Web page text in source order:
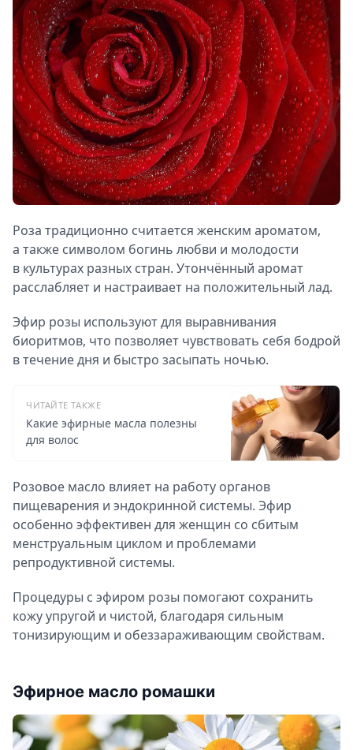
Роза традиционно считается женским ароматом,
а также символом богинь любви и молодости
в культурах разных стран. Утончённый аромат
расслабляет и настраивает на положительный лад.
Эфир розы используют для выравнивания
биоритмов, что позволяет чувствовать себя бодрой
в течение дня и быстро засыпать ночью.
ЧИТАЙТЕ ТАКЖЕ
Какие эфирные масла полезны
для волос
Розовое масло влияет на работу органов
пищеварения и эндокринной системы. Эфир
особенно эффективен для женщин со сбитым
менструальным циклом и проблемами
репродуктивной системы.
Процедуры с эфиром розы помогают сохранить
кожу упругой и чистой, благодаря сильным
тонизирующим и обеззараживающим свойствам.
Эфирное масло ромашки